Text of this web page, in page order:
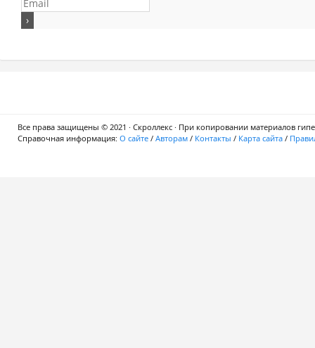
Все права защищены © 2021 · Скроллекс · При копировании материалов
Справочная информация: О сайте / Авторам / Контакты / Карта сайта /